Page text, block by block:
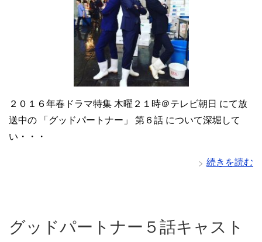
２０１６年春ドラマ特集 木曜２１時＠テレビ朝日 にて放
送中の 「グッドパートナー」 第６話 について深堀して
い・・・
続きを読む
グッドパートナー５話キャスト